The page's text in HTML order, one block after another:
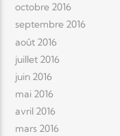
octobre 2016
septembre 2016
août 2016
juillet 2016
juin 2016
mai 2016
avril 2016
mars 2016